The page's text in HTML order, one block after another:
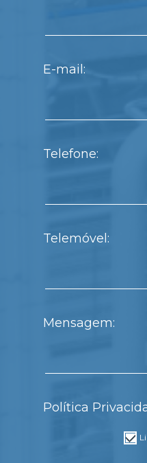
E-mail:
Telefone:
Telemóvel:
Mensagem:
Política